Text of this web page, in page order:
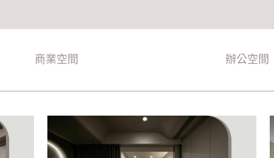
商業空間 辦公空間